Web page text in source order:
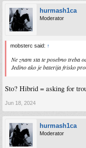
hurmash1ca
Moderator
mobsterc said: ↑
Ne znam sta te posebno treba
Jedino ako je baterija frisko
Sto? Hibrid = asking for
Jun 18, 2024
hurmash1ca
Moderator